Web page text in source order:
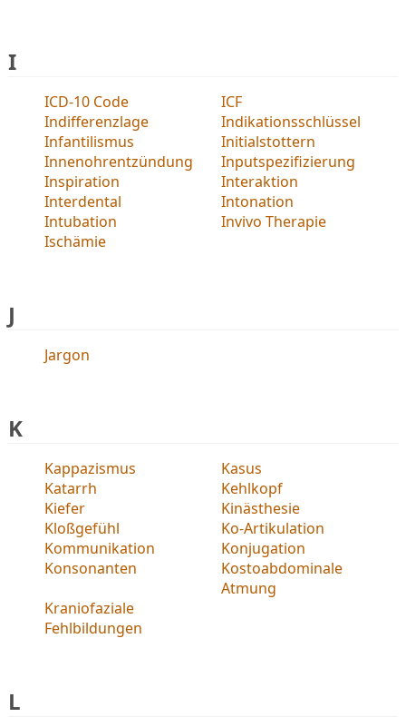
I
ICD-10 Code
ICF
Indifferenzlage
Indikationsschlüssel
Infantilismus
Initialstottern
Innenohrentzündung
Inputspezifizierung
Inspiration
Interaktion
Interdental
Intonation
Intubation
Invivo Therapie
Ischämie
J
Jargon
K
Kappazismus
Kasus
Katarrh
Kehlkopf
Kiefer
Kinästhesie
Kloßgefühl
Ko-Artikulation
Kommunikation
Konjugation
Konsonanten
Kostoabdominale
Atmung
Kraniofaziale
Fehlbildungen
L